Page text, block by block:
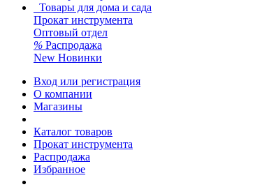
Товары для дома и сада
Прокат инструмента
Оптовый отдел
% Распродажа
New Новинки
Вход или регистрация
О компании
Магазины
Каталог товаров
Прокат инструмента
Распродажа
Избранное